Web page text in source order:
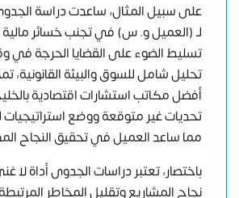
على سبيل المثال، ساعدت دراسة
لـ (العميل و. س) في تجنب خسائر
تسليط الضوء على القضايا الحرجة في
تحليل شامل للسوق والبيئة القانونية،
أفضل مكاتب استشارات اقتصادية
تحديات غير متوقعة ووضع استراتيجيات
مما ساعد العميل في تحقيق النجاح
باختصار، تعتبر دراسات الجدوى أداة لا
نجاح المشاريع وتقليل المخاطر